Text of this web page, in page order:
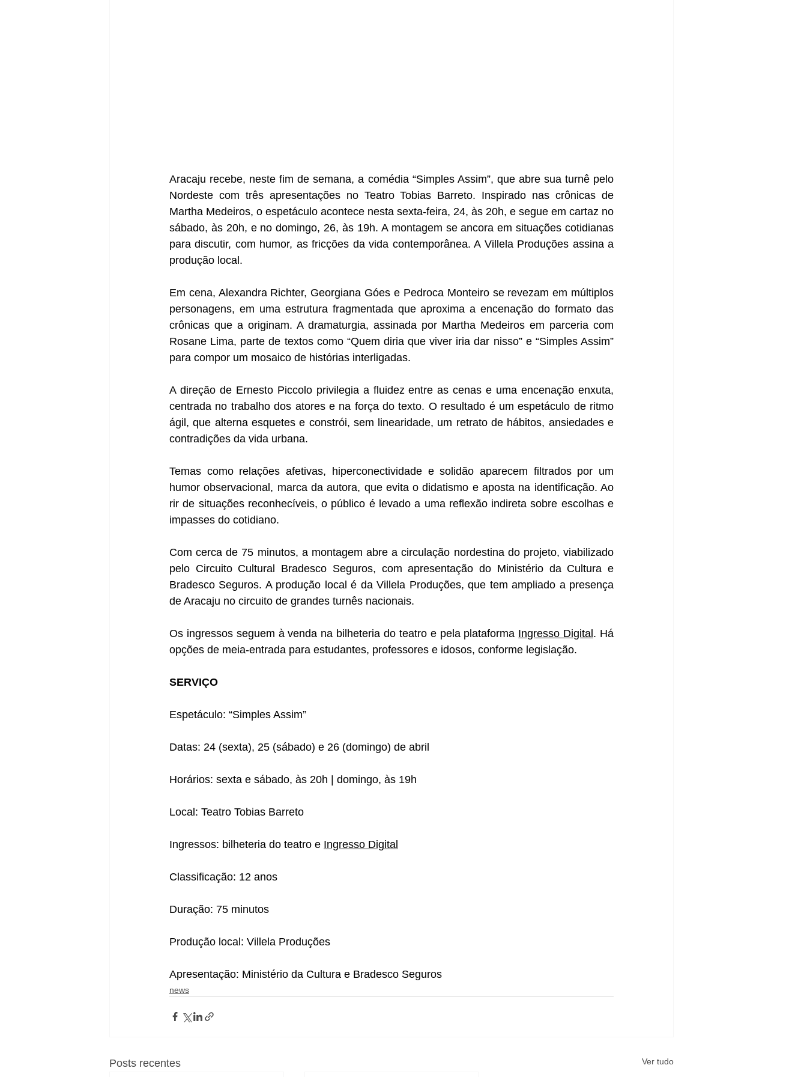
Aracaju recebe, neste fim de semana, a comédia “Simples Assim”, que abre sua turnê pelo
Nordeste com três apresentações no Teatro Tobias Barreto. Inspirado nas crônicas de
Martha Medeiros, o espetáculo acontece nesta sexta-feira, 24, às 20h, e segue em cartaz no
sábado, às 20h, e no domingo, 26, às 19h. A montagem se ancora em situações cotidianas
para discutir, com humor, as fricções da vida contemporânea. A Villela Produções assina a
produção local.
Em cena, Alexandra Richter, Georgiana Góes e Pedroca Monteiro se revezam em múltiplos
personagens, em uma estrutura fragmentada que aproxima a encenação do formato das
crônicas que a originam. A dramaturgia, assinada por Martha Medeiros em parceria com
Rosane Lima, parte de textos como “Quem diria que viver iria dar nisso” e “Simples Assim”
para compor um mosaico de histórias interligadas.
A direção de Ernesto Piccolo privilegia a fluidez entre as cenas e uma encenação enxuta,
centrada no trabalho dos atores e na força do texto. O resultado é um espetáculo de ritmo
ágil, que alterna esquetes e constrói, sem linearidade, um retrato de hábitos, ansiedades e
contradições da vida urbana.
Temas como relações afetivas, hiperconectividade e solidão aparecem filtrados por um
humor observacional, marca da autora, que evita o didatismo e aposta na identificação. Ao
rir de situações reconhecíveis, o público é levado a uma reflexão indireta sobre escolhas e
impasses do cotidiano.
Com cerca de 75 minutos, a montagem abre a circulação nordestina do projeto, viabilizado
pelo Circuito Cultural Bradesco Seguros, com apresentação do Ministério da Cultura e
Bradesco Seguros. A produção local é da Villela Produções, que tem ampliado a presença
de Aracaju no circuito de grandes turnês nacionais.
Os ingressos seguem à venda na bilheteria do teatro e pela plataforma Ingresso Digital. Há
opções de meia-entrada para estudantes, professores e idosos, conforme legislação.
SERVIÇO
Espetáculo: “Simples Assim”
Datas: 24 (sexta), 25 (sábado) e 26 (domingo) de abril
Horários: sexta e sábado, às 20h | domingo, às 19h
Local: Teatro Tobias Barreto
Ingressos: bilheteria do teatro e Ingresso Digital
Classificação: 12 anos
Duração: 75 minutos
Produção local: Villela Produções
Apresentação: Ministério da Cultura e Bradesco Seguros
news
Posts recentes Ver tudo